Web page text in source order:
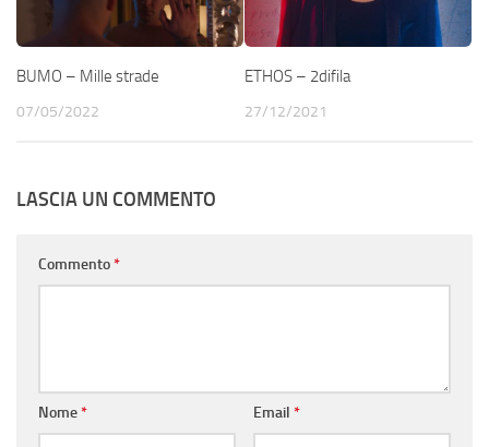
BUMO – Mille strade
07/05/2022
ETHOS – 2difila
27/12/2021
LASCIA UN COMMENTO
Commento*
Nome* Email *